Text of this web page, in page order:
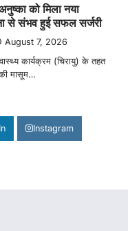
को मिला नया
से संभव हुई सफल सर्जरी
August 7, 2026
कार्यक्रम (चिरायु) के तहत
मासूम…
का कमाल, बकरी
मजबूत हुआ आत्मविश्वास
नगरी…
Instagram